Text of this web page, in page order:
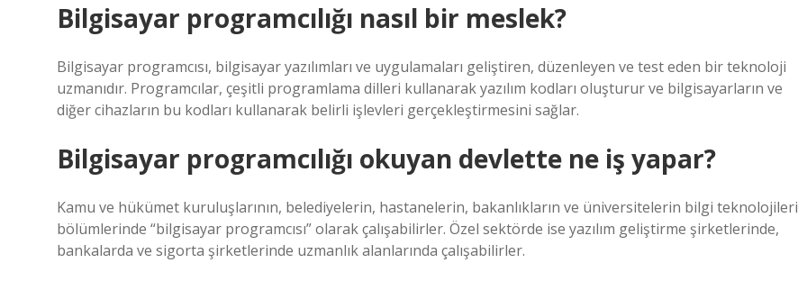
Bilgisayar programcılığı nasıl bir meslek?
Bilgisayar programcısı, bilgisayar yazılımları ve uygulamaları geliştiren, düzenleyen ve test eden bir teknoloji
uzmanıdır. Programcılar, çeşitli programlama dilleri kullanarak yazılım kodları oluşturur ve bilgisayarların ve
diğer cihazların bu kodları kullanarak belirli işlevleri gerçekleştirmesini sağlar.
Bilgisayar programcılığı okuyan devlette ne iş yapar?
Kamu ve hükümet kuruluşlarının, belediyelerin, hastanelerin, bakanlıkların ve üniversitelerin bilgi teknolojileri
bölümlerinde “bilgisayar programcısı” olarak çalışabilirler. Özel sektörde ise yazılım geliştirme şirketlerinde,
bankalarda ve sigorta şirketlerinde uzmanlık alanlarında çalışabilirler.